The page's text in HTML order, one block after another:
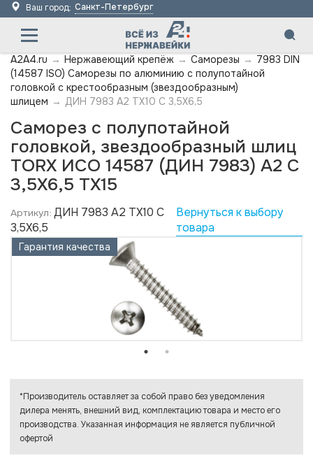
Ваш город: Санкт-Петербург
A2A4.ru → Нержавеющий крепёж → Саморезы → 7983 DIN
(14587 ISO) Саморезы по алюминию с полупотайной
головкой с крестообразным (звездообразным)
шлицем → ДИН 7983 А2 TX10 C 3,5X6,5
Саморез с полупотайной
головкой, звездообразный шлиц
TORX ИСО 14587 (ДИН 7983) А2 C
3,5X6,5 TX15
Артикул: ДИН 7983 А2 TX10 C
3,5X6,5
Вернуться к выбору
товара
Гарантия качества
*Производитель оставляет за собой право без уведомления
дилера менять, внешний вид, комплектацию товара и место его
производства. Указанная информация не является публичной
офертой